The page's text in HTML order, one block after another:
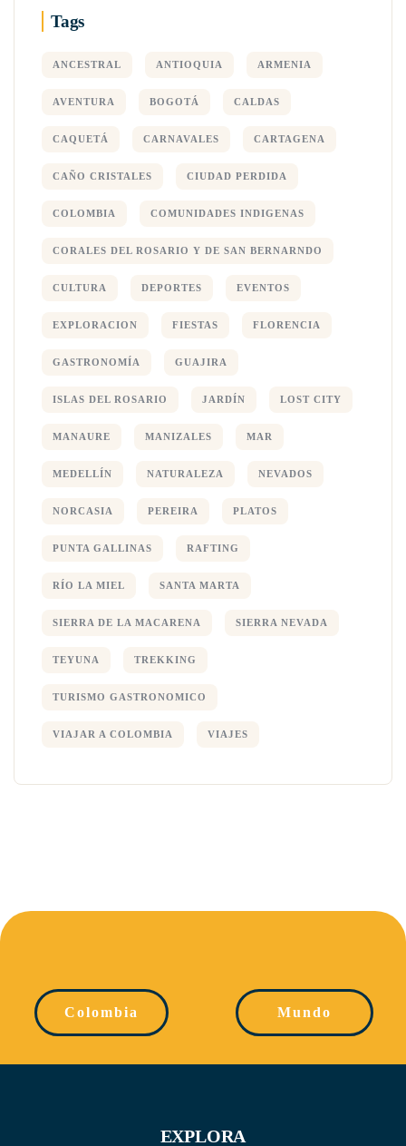
Tags
ANCESTRAL ANTIOQUIA ARMENIA
AVENTURA BOGOTÁ CALDAS
CAQUETÁ CARNAVALES CARTAGENA
CAÑO CRISTALES CIUDAD PERDIDA
COLOMBIA COMUNIDADES INDIGENAS
CORALES DEL ROSARIO Y DE SAN BERNARNDO
CULTURA DEPORTES EVENTOS
EXPLORACION FIESTAS FLORENCIA
GASTRONOMÍA GUAJIRA
ISLAS DEL ROSARIO JARDÍN LOST CITY
MANAURE MANIZALES MAR
MEDELLÍN NATURALEZA NEVADOS
NORCASIA PEREIRA PLATOS
PUNTA GALLINAS RAFTING
RÍO LA MIEL SANTA MARTA
SIERRA DE LA MACARENA SIERRA NEVADA
TEYUNA TREKKING
TURISMO GASTRONOMICO
VIAJAR A COLOMBIA VIAJES
Colombia Mundo
EXPLORA